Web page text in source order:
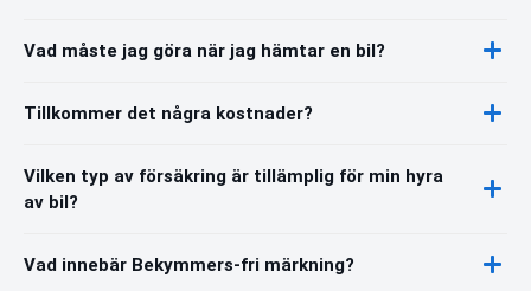
Vad måste jag göra när jag hämtar en bil?
Tillkommer det några kostnader?
Vilken typ av försäkring är tillämplig för min hyra
av bil?
Vad innebär Bekymmers-fri märkning?